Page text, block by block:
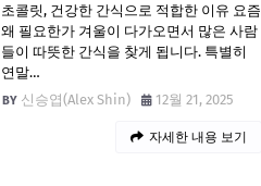
초콜릿, 건강한 간식으로 적합한 이유 요즘
왜 필요한가 겨울이 다가오면서 많은 사람
들이 따뜻한 간식을 찾게 됩니다. 특별히
연말…
신승엽(Alex Shin)
12월 21, 2025
자세한 내용 보기